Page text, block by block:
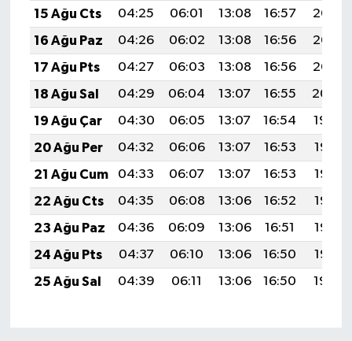
15 Ağu Cts
04:25 06:01 13:08 16:57
20:05
16 Ağu Paz
04:26 06:02 13:08 16:56
20:03
17 Ağu Pts
04:27 06:03 13:08 16:56
20:02
18 Ağu Sal
04:29 06:04 13:07 16:55
20:00
19 Ağu Çar
04:30 06:05 13:07 16:54
19:59
20 Ağu Per
04:32 06:06 13:07 16:53
19:58
21 Ağu Cum
04:33 06:07 13:07 16:53
19:56
22 Ağu Cts
04:35 06:08 13:06 16:52
19:55
23 Ağu Paz
04:36 06:09 13:06 16:51
19:53
24 Ağu Pts
04:37 06:10 13:06 16:50
19:52
25 Ağu Sal
04:39 06:11 13:06 16:50 19:50